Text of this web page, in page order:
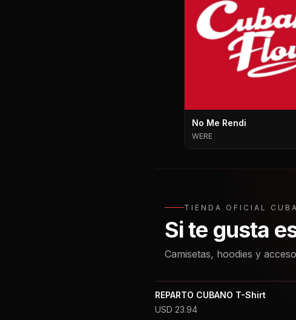
No Me Rendi
WERE
TIENDA OFICIAL
Si te gusta
Camisetas, hoodies y
REPARTO CUBANO T-Shirt
USD 23.94